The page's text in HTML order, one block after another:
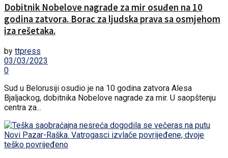
Dobitnik Nobelove nagrade za mir osuđen na 10
godina zatvora. Borac za ljudska prava sa osmjehom
iza rešetaka.
by ttpress
03/03/2023
0
Sud u Belorusiji osudio je na 10 godina zatvora Alesa
Bjaljackog, dobitnika Nobelove nagrade za mir. U saopštenju
centra za...